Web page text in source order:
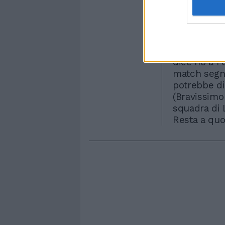
un gran
Crescono
proprio
Fontana.
dice no a
match
potrebbe
squadra di
Resta a